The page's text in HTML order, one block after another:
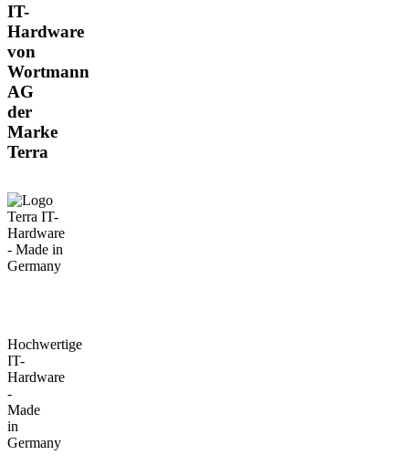
IT-
Hardware
von
Wortmann
AG
der
Marke
Terra
Hochwertige
IT-
Hardware
-
Made
in
Germany